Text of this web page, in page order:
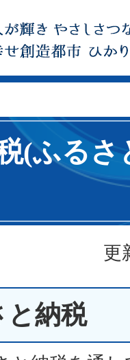
(ふるさ
更
と納税